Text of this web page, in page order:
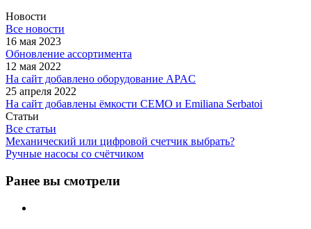
Новости
Все новости
16 мая 2023
Обновление ассортимента
12 мая 2022
На сайт добавлено оборудование APAC
25 апреля 2022
На сайт добавлены ёмкости CEMO и Emiliana Serbatoi
Статьи
Все статьи
Механический или цифровой счетчик выбрать?
Ручные насосы со счётчиком
Ранее вы смотрели